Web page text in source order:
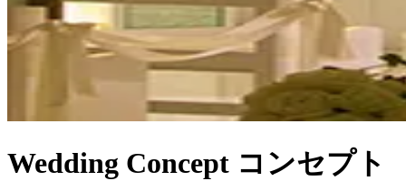
Wedding Concept コンセプト